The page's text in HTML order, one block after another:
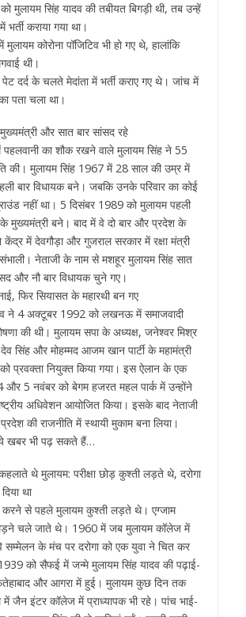
मुलायम सिंह यादव की तबीयत बिगड़ी थी, तब उन्हें
भर्ती कराया गया था।
कोरोना पॉजिटिव भी हो गए थे, हालांकि
थी।
दर्द के चलते मेदांता में भर्ती कराए गए थे। जांच में
पता चला था।
और सात बार सांसद रहे
पहलवानी का शौक रखने वाले मुलायम सिंह ने 55
की। मुलायम सिंह 1967 में 28 साल की उम्र में
बार विधायक बने। जबकि उनके परिवार का कोई
नहीं था। 5 दिसंबर 1989 को मुलायम पहली
के मुख्यमंत्री बने। बाद में वे दो बार और प्रदेश के
में देवगौड़ा और गुजराल सरकार में रक्षा मंत्री
संभाली। नेताजी के नाम से मशहूर मुलायम सिंह सात
और नौ बार विधायक चुने गए।
फिर सियासत के महारथी बन गए
ने 4 अक्टूबर 1992 को लखनऊ में समाजवादी
की थी। मुलायम सपा के अध्यक्ष, जनेश्वर मिश्र
सिंह और मोहम्मद आजम खान पार्टी के महामंत्री
प्रवक्ता नियुक्त किया गया। इस ऐलान के एक
और 5 नवंबर को बेगम हजरत महल पार्क में उन्होंने
अधिवेशन आयोजित किया। इसके बाद नेताजी
प्रदेश की राजनीति में स्थायी मुकाम बना लिया।
खबर भी पढ़ सकते हैं…
थे मुलायम: परीक्षा छोड़ कुश्ती लड़ते थे, दरोगा
था
करने से पहले मुलायम कुश्ती लड़ते थे। एग्जाम
चले जाते थे। 1960 में जब मुलायम कॉलेज में
के मंच पर दरोगा को एक युवा ने चित कर
को सैफई में जन्मे मुलायम सिंह यादव की पढ़ाई-
और आगरा में हुई। मुलायम कुछ दिन तक
जैन इंटर कॉलेज में प्राध्यापक भी रहे। पांच भाई-